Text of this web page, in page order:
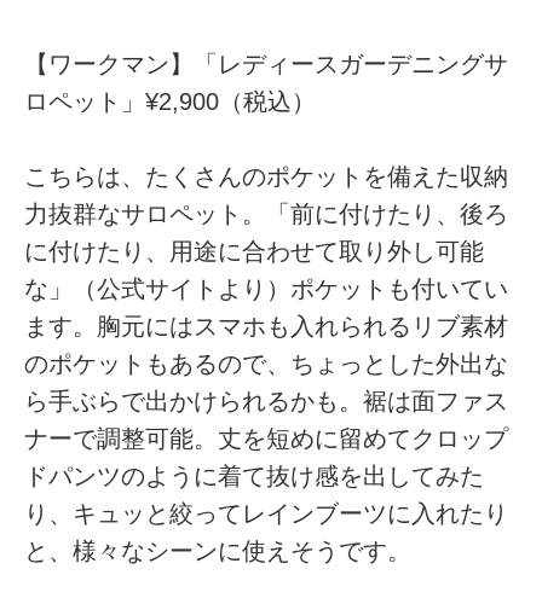
【ワークマン】「レディースガーデニングサ
ロペット」¥2,900（税込）
こちらは、たくさんのポケットを備えた収納
力抜群なサロペット。「前に付けたり、後ろ
に付けたり、用途に合わせて取り外し可能
な」（公式サイトより）ポケットも付いてい
ます。胸元にはスマホも入れられるリブ素材
のポケットもあるので、ちょっとした外出な
ら手ぶらで出かけられるかも。裾は面ファス
ナーで調整可能。丈を短めに留めてクロップ
ドパンツのように着て抜け感を出してみた
り、キュッと絞ってレインブーツに入れたり
と、様々なシーンに使えそうです。